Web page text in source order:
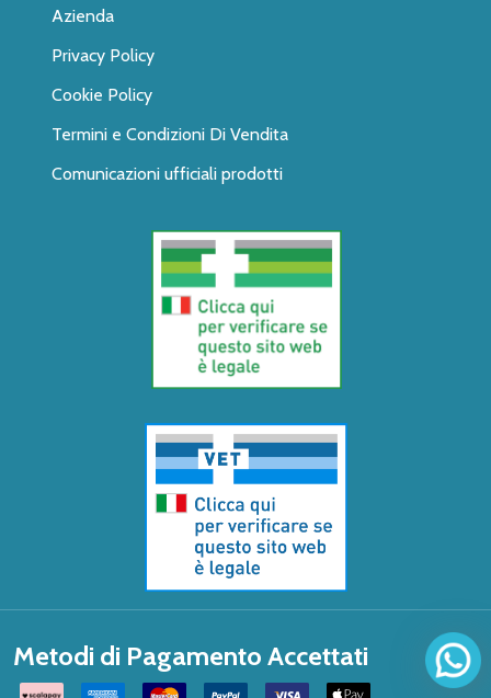
Azienda
Privacy Policy
Cookie Policy
Termini e Condizioni Di Vendita
Comunicazioni ufficiali prodotti
Metodi di Pagamento Accettati